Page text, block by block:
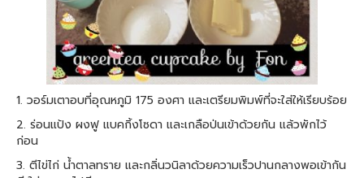
1. วอร์มเตาอบที่อุณหภูมิ 175 องศา และเตรียมพิมพ์ที่จะใส่ให้เรียบร้อย
2. ร่อนแป้ง ผงฟู แบคกิ้งโซดา และเกลือป่นเข้าด้วยกัน แล้วพักไว้
ก่อน
3. ตีไข่ไก่ น้ำตาลทราย และกลิ่นวนิลาด้วยความเร็วปานกลางพอเข้ากัน